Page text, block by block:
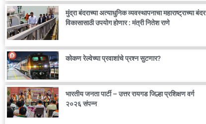
मुंद्रा बंदराच्या अत्याधुनिक व्यवस्थापनाचा महाराष्ट्राच्या बंदर
विकासासाठी उपयोग होणार : मंत्री नितेश राणे
कोकण रेल्वेच्या प्रवाशांचे प्रश्न सुटणार?
भारतीय जनता पार्टी – उत्तर रायगड जिल्हा प्रशिक्षण वर्ग
२०२६ संपन्न